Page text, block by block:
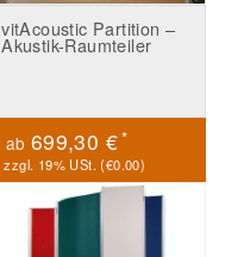
vitAcoustic Partition –
Akustik-Raumteiler
ab 699,30 €*
zzgl. 19% USt. (€0.00)